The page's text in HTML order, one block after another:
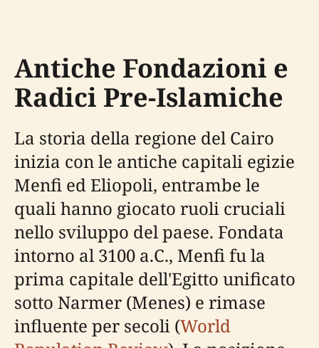
Antiche Fondazioni e
Radici Pre-Islamiche
La storia della regione del Cairo
inizia con le antiche capitali egizie
Menfi ed Eliopoli, entrambe le
quali hanno giocato ruoli cruciali
nello sviluppo del paese. Fondata
intorno al 3100 a.C., Menfi fu la
prima capitale dell'Egitto unificato
sotto Narmer (Menes) e rimase
influente per secoli (World